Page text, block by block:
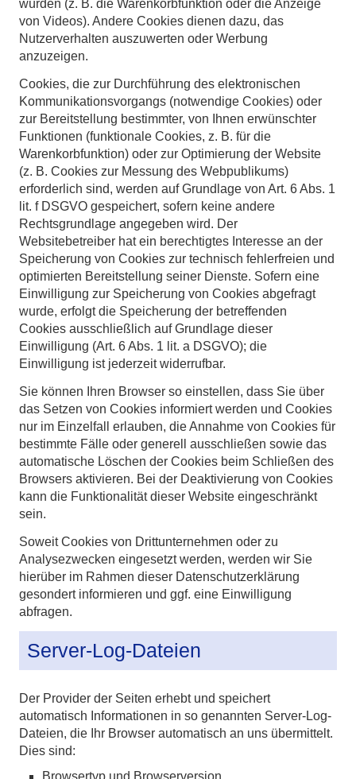
würden (z. B. die Warenkorbfunktion oder die Anzeige
von Videos). Andere Cookies dienen dazu, das
Nutzerverhalten auszuwerten oder Werbung
anzuzeigen.
Cookies, die zur Durchführung des elektronischen
Kommunikationsvorgangs (notwendige Cookies) oder
zur Bereitstellung bestimmter, von Ihnen erwünschter
Funktionen (funktionale Cookies, z. B. für die
Warenkorbfunktion) oder zur Optimierung der Website
(z. B. Cookies zur Messung des Webpublikums)
erforderlich sind, werden auf Grundlage von Art. 6 Abs. 1
lit. f DSGVO gespeichert, sofern keine andere
Rechtsgrundlage angegeben wird. Der
Websitebetreiber hat ein berechtigtes Interesse an der
Speicherung von Cookies zur technisch fehlerfreien und
optimierten Bereitstellung seiner Dienste. Sofern eine
Einwilligung zur Speicherung von Cookies abgefragt
wurde, erfolgt die Speicherung der betreffenden
Cookies ausschließlich auf Grundlage dieser
Einwilligung (Art. 6 Abs. 1 lit. a DSGVO); die
Einwilligung ist jederzeit widerrufbar.
Sie können Ihren Browser so einstellen, dass Sie über
das Setzen von Cookies informiert werden und Cookies
nur im Einzelfall erlauben, die Annahme von Cookies für
bestimmte Fälle oder generell ausschließen sowie das
automatische Löschen der Cookies beim Schließen des
Browsers aktivieren. Bei der Deaktivierung von Cookies
kann die Funktionalität dieser Website eingeschränkt
sein.
Soweit Cookies von Drittunternehmen oder zu
Analysezwecken eingesetzt werden, werden wir Sie
hierüber im Rahmen dieser Datenschutzerklärung
gesondert informieren und ggf. eine Einwilligung
abfragen.
Server-Log-Dateien
Der Provider der Seiten erhebt und speichert
automatisch Informationen in so genannten Server-Log-
Dateien, die Ihr Browser automatisch an uns übermittelt.
Dies sind: